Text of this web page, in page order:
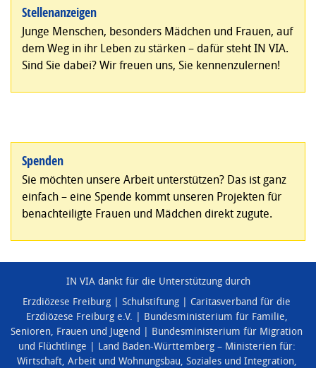
Stellenanzeigen
Junge Menschen, besonders Mädchen und Frauen, auf
dem Weg in ihr Leben zu stärken – dafür steht IN VIA.
Sind Sie dabei? Wir freuen uns, Sie kennenzulernen!
Spenden
Sie möchten unsere Arbeit unterstützen? Das ist ganz
einfach – eine Spende kommt unseren Projekten für
benachteiligte Frauen und Mädchen direkt zugute.
IN VIA dankt für die Unterstützung durch
Erzdiözese Freiburg
Schulstiftung
Caritasverband für die
Erzdiözese Freiburg e.V.
Bundesministerium für Familie,
Senioren, Frauen und Jugend
Bundesministerium für Migration
und Flüchtlinge
Land Baden-Württemberg – Ministerien für:
Wirtschaft, Arbeit und Wohnungsbau, Soziales und Integration,